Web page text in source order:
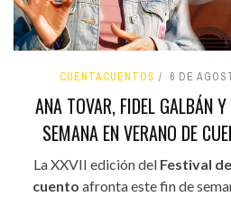
CUENTACUENTOS 6 DE
ANA TOVAR, FIDEL GALBÁN
SEMANA EN VERANO DE
La XXVII edición del Festival
cuento afronta este fin de